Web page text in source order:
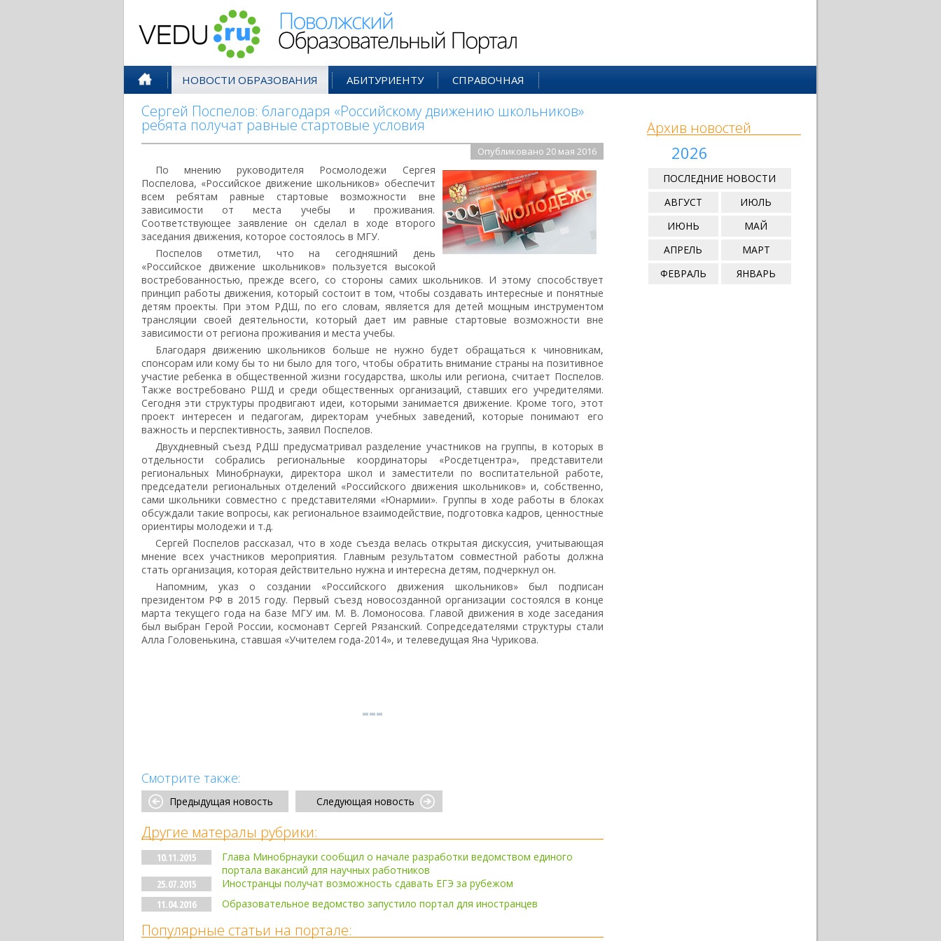
НОВОСТИ ОБРАЗОВАНИЯ АБИТУРИЕНТУ СПРАВОЧНАЯ
Сергей Поспелов: благодаря «Российскому движению школьников»
ребята получат равные стартовые условия
Опубликовано 20 мая 2016
По мнению руководителя Росмолодежи Сергея
Поспелова, «Российское движение школьников» обеспечит
всем ребятам равные стартовые возможности вне
зависимости от места учебы и проживания.
Соответствующее заявление он сделал в ходе второго
заседания движения, которое состоялось в МГУ.
Поспелов отметил, что на сегодняшний день
«Российское движение школьников» пользуется высокой
востребованностью, прежде всего, со стороны самих школьников. И этому способствует
принцип работы движения, который состоит в том, чтобы создавать интересные и понятные
детям проекты. При этом РДШ, по его словам, является для детей мощным инструментом
трансляции своей деятельности, который дает им равные стартовые возможности вне
зависимости от региона проживания и места учебы.
Благодаря движению школьников больше не нужно будет обращаться к чиновникам,
спонсорам или кому бы то ни было для того, чтобы обратить внимание страны на позитивное
участие ребенка в общественной жизни государства, школы или региона, считает Поспелов.
Также востребовано РШД и среди общественных организаций, ставших его учредителями.
Сегодня эти структуры продвигают идеи, которыми занимается движение. Кроме того, этот
проект интересен и педагогам, директорам учебных заведений, которые понимают его
важность и перспективность, заявил Поспелов.
Двухдневный съезд РДШ предусматривал разделение участников на группы, в которых в
отдельности собрались региональные координаторы «Росдетцентра», представители
региональных Минобрнауки, директора школ и заместители по воспитательной работе,
председатели региональных отделений «Российского движения школьников» и, собственно,
сами школьники совместно с представителями «Юнармии». Группы в ходе работы в блоках
обсуждали такие вопросы, как региональное взаимодействие, подготовка кадров, ценностные
ориентиры молодежи и т.д.
Сергей Поспелов рассказал, что в ходе съезда велась открытая дискуссия, учитывающая
мнение всех участников мероприятия. Главным результатом совместной работы должна
стать организация, которая действительно нужна и интересна детям, подчеркнул он.
Напомним, указ о создании «Российского движения школьников» был подписан
президентом РФ в 2015 году. Первый съезд новосозданной организации состоялся в конце
марта текущего года на базе МГУ им. М. В. Ломоносова. Главой движения в ходе заседания
был выбран Герой России, космонавт Сергей Рязанский. Сопредседателями структуры стали
Алла Головенькина, ставшая «Учителем года-2014», и телеведущая Яна Чурикова.
Смотрите также:
Предыдущая новость Следующая новость
Другие матералы рубрики:
10.11.2015
Глава Минобрнауки сообщил о начале разработки ведомством единого
портала вакансий для научных работников
25.07.2015
Иностранцы получат возможность сдавать ЕГЭ за рубежом
11.04.2016
Образовательное ведомство запустило портал для иностранцев
Популярные статьи на портале:
Архив новостей
2026
ПОСЛЕДНИЕ НОВОСТИ
АВГУСТ
ИЮЛЬ
ИЮНЬ
МАЙ
АПРЕЛЬ
МАРТ
ФЕВРАЛЬ
ЯНВАРЬ